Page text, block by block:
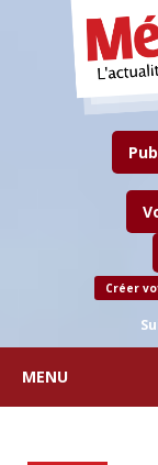
Créer
MENU